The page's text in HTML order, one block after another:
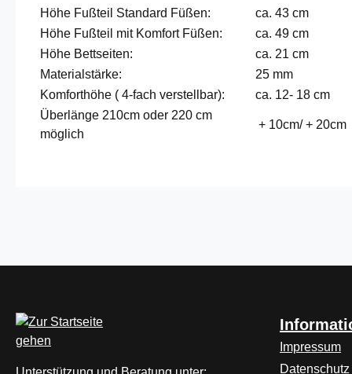
Höhe Fußteil Standard Füßen:
ca. 43 cm
Höhe Fußteil mit Komfort Füßen:
ca. 49 cm
Höhe Bettseiten:
ca. 21 cm
Materialstärke:
25 mm
Komforthöhe ( 4-fach verstellbar):
ca. 12- 18 cm
Überlänge 210cm oder 220 cm
möglich
+ 10cm/ + 20cm
Impressum
Datenschutz